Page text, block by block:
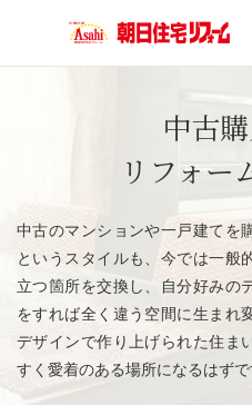
中古
リフォー
中古のマンションや一戸建てを
というスタイルも、今では一般
立つ箇所を交換し、自分好みの
をすれば全く違う空間に生まれ
デザインで作り上げられた住ま
すく愛着のある場所になるはずで